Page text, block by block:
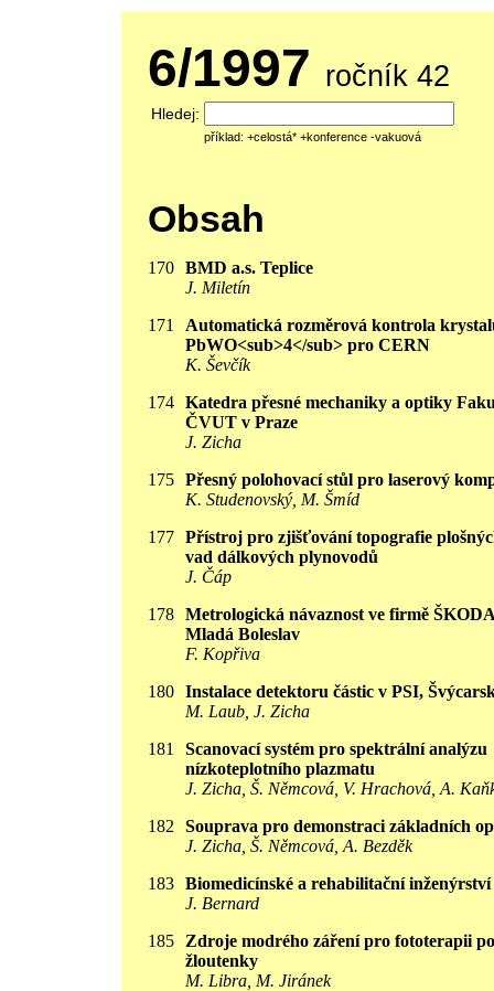
6/1997 ročník 42
Hledej:
příklad: +celostá* +konference -vakuová
Obsah
170 BMD a.s. Teplice
J. Miletín
171
Automatická rozměrová kontrola
PbWO<sub>4</sub> pro CERN
K. Ševčík
174 Katedra přesné mechaniky a optiky
ČVUT v Praze
J. Zicha
175 Přesný polohovací stůl pro laserový
K. Studenovský, M. Šmíd
177 Přístroj pro zjišťování topografie
vad dálkových plynovodů
J. Čáp
178 Metrologická návaznost ve firmě
Mladá Boleslav
F. Kopřiva
180 Instalace detektoru částic v PSI,
M. Laub, J. Zicha
181
Scanovací systém pro spektrální analýzu
nízkoteplotního plazmatu
J. Zicha, Š. Němcová, V. Hrachová, A.
182
Souprava pro demonstraci základních
J. Zicha, Š. Němcová, A. Bezděk
183 Biomedicínské a rehabilitační inženýrství
J. Bernard
185
Zdroje modrého záření pro fototerapii
žloutenky
M. Libra, M. Jiránek